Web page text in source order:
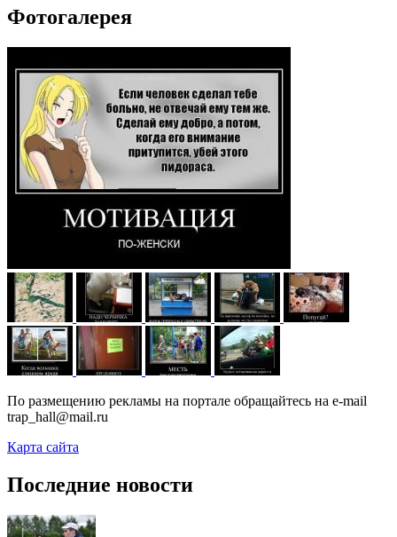
Фотогалерея
По размещению рекламы на портале обращайтесь на e-mail
trap_hall@mail.ru
Карта сайта
Последние новости